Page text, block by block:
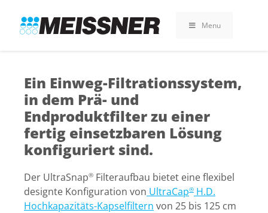
search
footer
Inhalt
springen
Menu
Ein Einweg-Filtrationssystem,
in dem Prä- und
Endproduktfilter zu einer
fertig einsetzbaren Lösung
konfiguriert sind.
Der UltraSnap® Filteraufbau bietet eine flexibel
designte Konfiguration von UltraCap® H.D.
Hochkapazitäts-Kapselfiltern von 25 bis 125 cm